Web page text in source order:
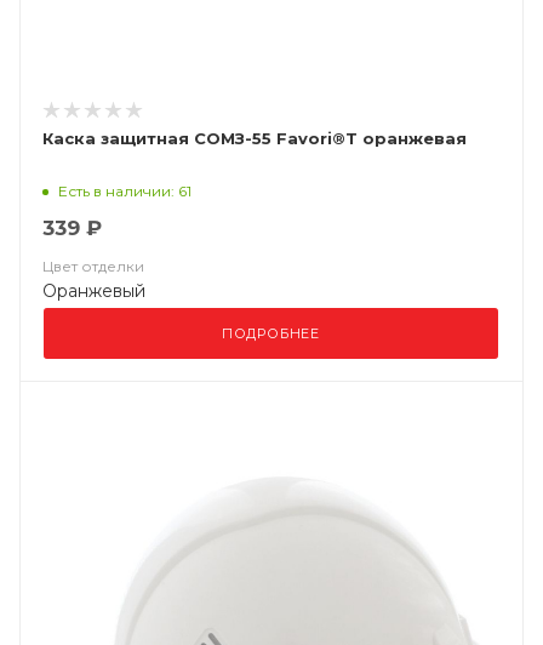
Каска защитная СОМЗ-55 Favori®T оранжевая
Есть в наличии: 61
339 ₽
Цвет отделки
Оранжевый
ПОДРОБНЕЕ